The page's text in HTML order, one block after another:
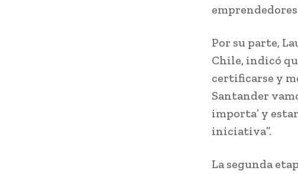
Por su parte,
Chile, indicó
certificarse y
Santander
importa’ y
iniciativa”.
La segunda